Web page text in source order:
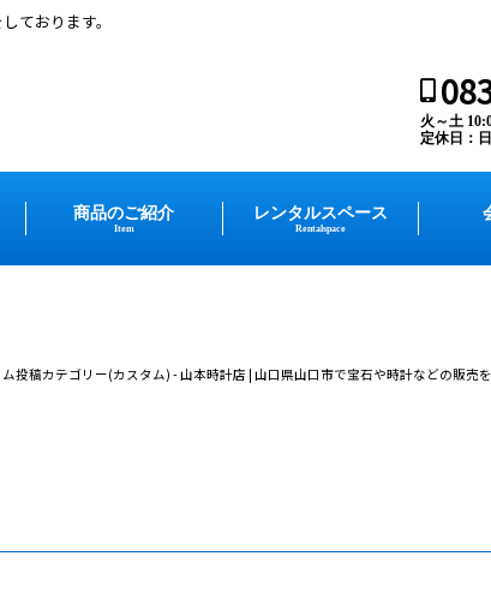
ております。
火～土
定休日：
商品のご紹介
Item
レンタルスペース
Rentalspace
投稿カテゴリー(カスタム) - 山本時計店 | 山口県山口市で宝石や時計などの販売を